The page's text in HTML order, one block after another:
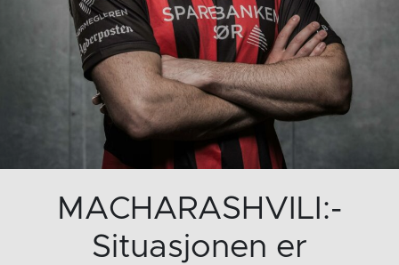
MACHARASHVILI:-
Situasjonen er